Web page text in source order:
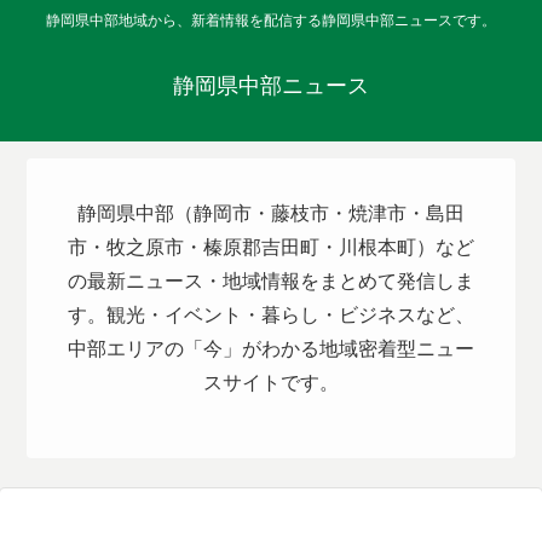
静岡県中部地域から、新着情報を配信する静岡県中部ニュースです。
静岡県中部ニュース
静岡県中部（静岡市・藤枝市・焼津市・島田
市・牧之原市・榛原郡吉田町・川根本町）など
の最新ニュース・地域情報をまとめて発信しま
す。観光・イベント・暮らし・ビジネスなど、
中部エリアの「今」がわかる地域密着型ニュー
スサイトです。